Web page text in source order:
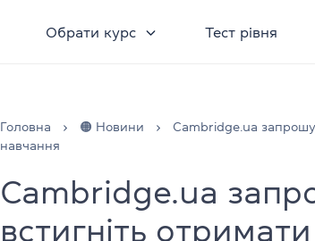
Обрати курс Тест рівня
Головна 🟠 Новини
Cambridge.ua
навчання
Cambridge.ua
встигніть